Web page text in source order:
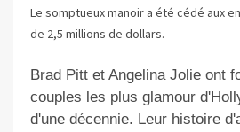
Le somptueux manoir a été cédé aux
de 2,5 millions de dollars.
Brad Pitt et Angelina Jolie ont
couples les plus glamour
d'une décennie. Leur histoire